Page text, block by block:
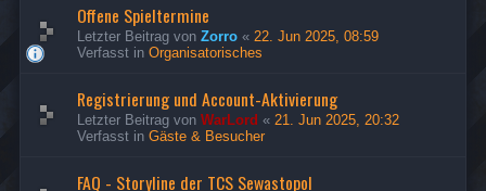
Offene Spieltermine
Letzter Beitrag von Zorro « 22. Jun 2025, 08:59
Verfasst in Organisatorisches
Registrierung und Account-Aktivierung
Letzter Beitrag von WarLord « 21. Jun 2025, 20:32
Verfasst in Gäste & Besucher
FAQ - Storyline der TCS Sewastopol